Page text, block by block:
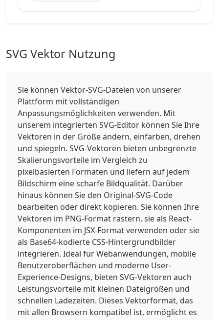
SVG Vektor Nutzung
Sie können Vektor-SVG-Dateien von unserer
Plattform mit vollständigen
Anpassungsmöglichkeiten verwenden. Mit
unserem integrierten SVG-Editor können Sie Ihre
Vektoren in der Größe ändern, einfärben, drehen
und spiegeln. SVG-Vektoren bieten unbegrenzte
Skalierungsvorteile im Vergleich zu
pixelbasierten Formaten und liefern auf jedem
Bildschirm eine scharfe Bildqualität. Darüber
hinaus können Sie den Original-SVG-Code
bearbeiten oder direkt kopieren. Sie können Ihre
Vektoren im PNG-Format rastern, sie als React-
Komponenten im JSX-Format verwenden oder sie
als Base64-kodierte CSS-Hintergrundbilder
integrieren. Ideal für Webanwendungen, mobile
Benutzeroberflächen und moderne User-
Experience-Designs, bieten SVG-Vektoren auch
Leistungsvorteile mit kleinen Dateigrößen und
schnellen Ladezeiten. Dieses Vektorformat, das
mit allen Browsern kompatibel ist, ermöglicht es